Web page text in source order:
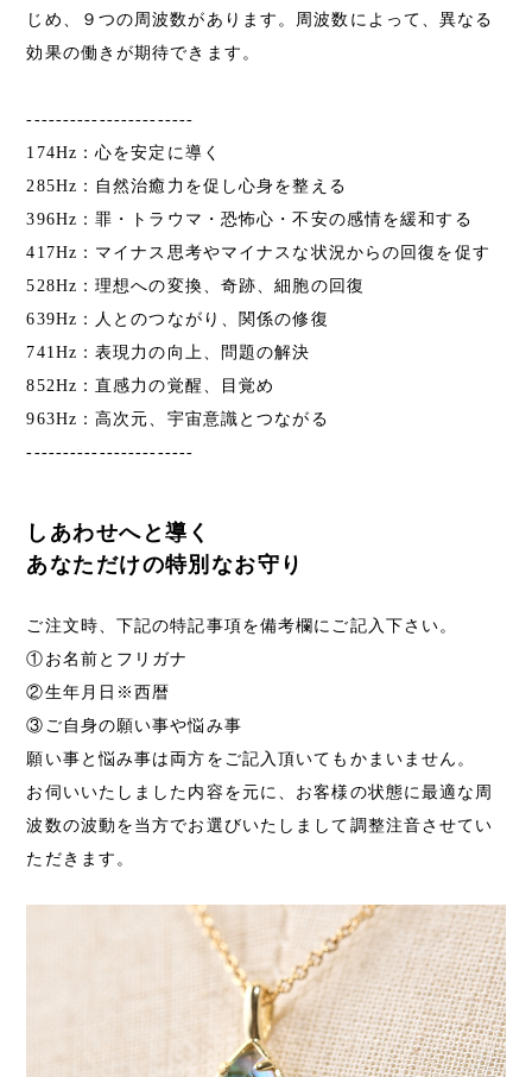
じめ、９つの周波数があります。周波数によって、異なる
効果の働きが期待できます。
-----------------------
174Hz：心を安定に導く
285Hz：自然治癒力を促し心身を整える
396Hz：罪・トラウマ・恐怖心・不安の感情を緩和する
417Hz：マイナス思考やマイナスな状況からの回復を促す
528Hz：理想への変換、奇跡、細胞の回復
639Hz：人とのつながり、関係の修復
741Hz：表現力の向上、問題の解決
852Hz：直感力の覚醒、目覚め
963Hz：高次元、宇宙意識とつながる
-----------------------
しあわせへと導く
あなただけの特別なお守り
ご注文時、下記の特記事項を備考欄にご記入下さい。
①お名前とフリガナ
②生年月日※西暦
③ご自身の願い事や悩み事
願い事と悩み事は両方をご記入頂いてもかまいません。
お伺いいたしました内容を元に、お客様の状態に最適な周
波数の波動を当方でお選びいたしまして調整注音させてい
ただきます。